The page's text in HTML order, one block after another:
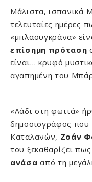
Μάλιστα, ισπανικά
τελευταίες ημέρες
«μπλαουγκράνα»
επίσημη πρόταση
είναι… κρυφό
αγαπημένη του
«Λάδι στη φωτιά»
δημοσιογράφος που
Καταλανών, Ζοάν
του ξεκαθαρίζει
ανάσα από τη